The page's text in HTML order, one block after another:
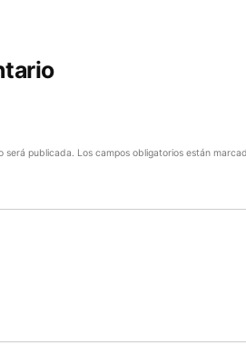
será publicada. Los campos obligatorios están